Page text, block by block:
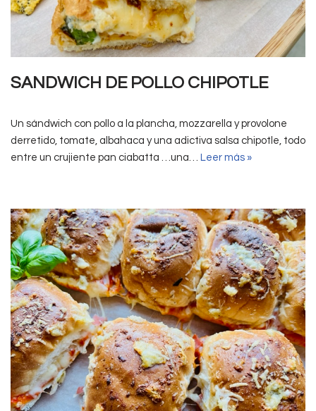
SANDWICH DE POLLO CHIPOTLE
Un sándwich con pollo a la plancha, mozzarella y provolone
derretido, tomate, albahaca y una adictiva salsa chipotle, todo
entre un crujiente pan ciabatta …una…
Leer más »